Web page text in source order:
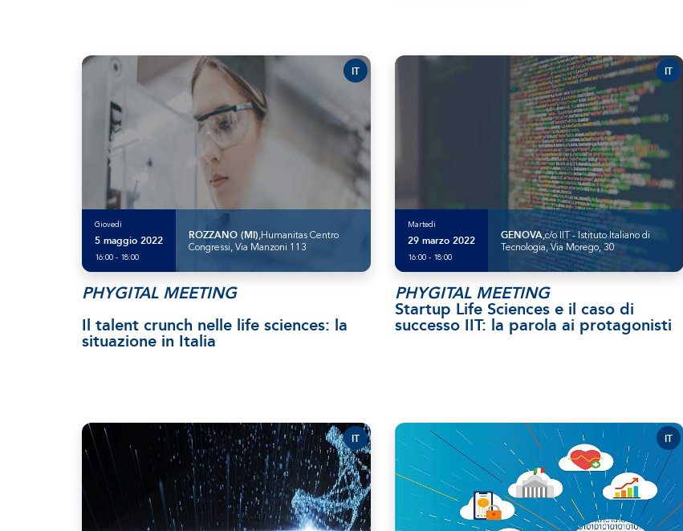
Giovedì
5 maggio 2022
16:00 - 18:00
ROZZANO (MI),Humanitas Centro
Congressi, Via Manzoni 113
IT
PHYGITAL MEETING
Il talent crunch nelle life sciences: la
situazione in Italia
Martedì
29 marzo 2022
16:00 - 18:00
GENOVA,c/o IIT - Istituto Italiano di
Tecnologia, Via Morego, 30
IT
PHYGITAL MEETING
Startup Life Sciences e il caso di
successo IIT: la parola ai protagonisti
IT IT